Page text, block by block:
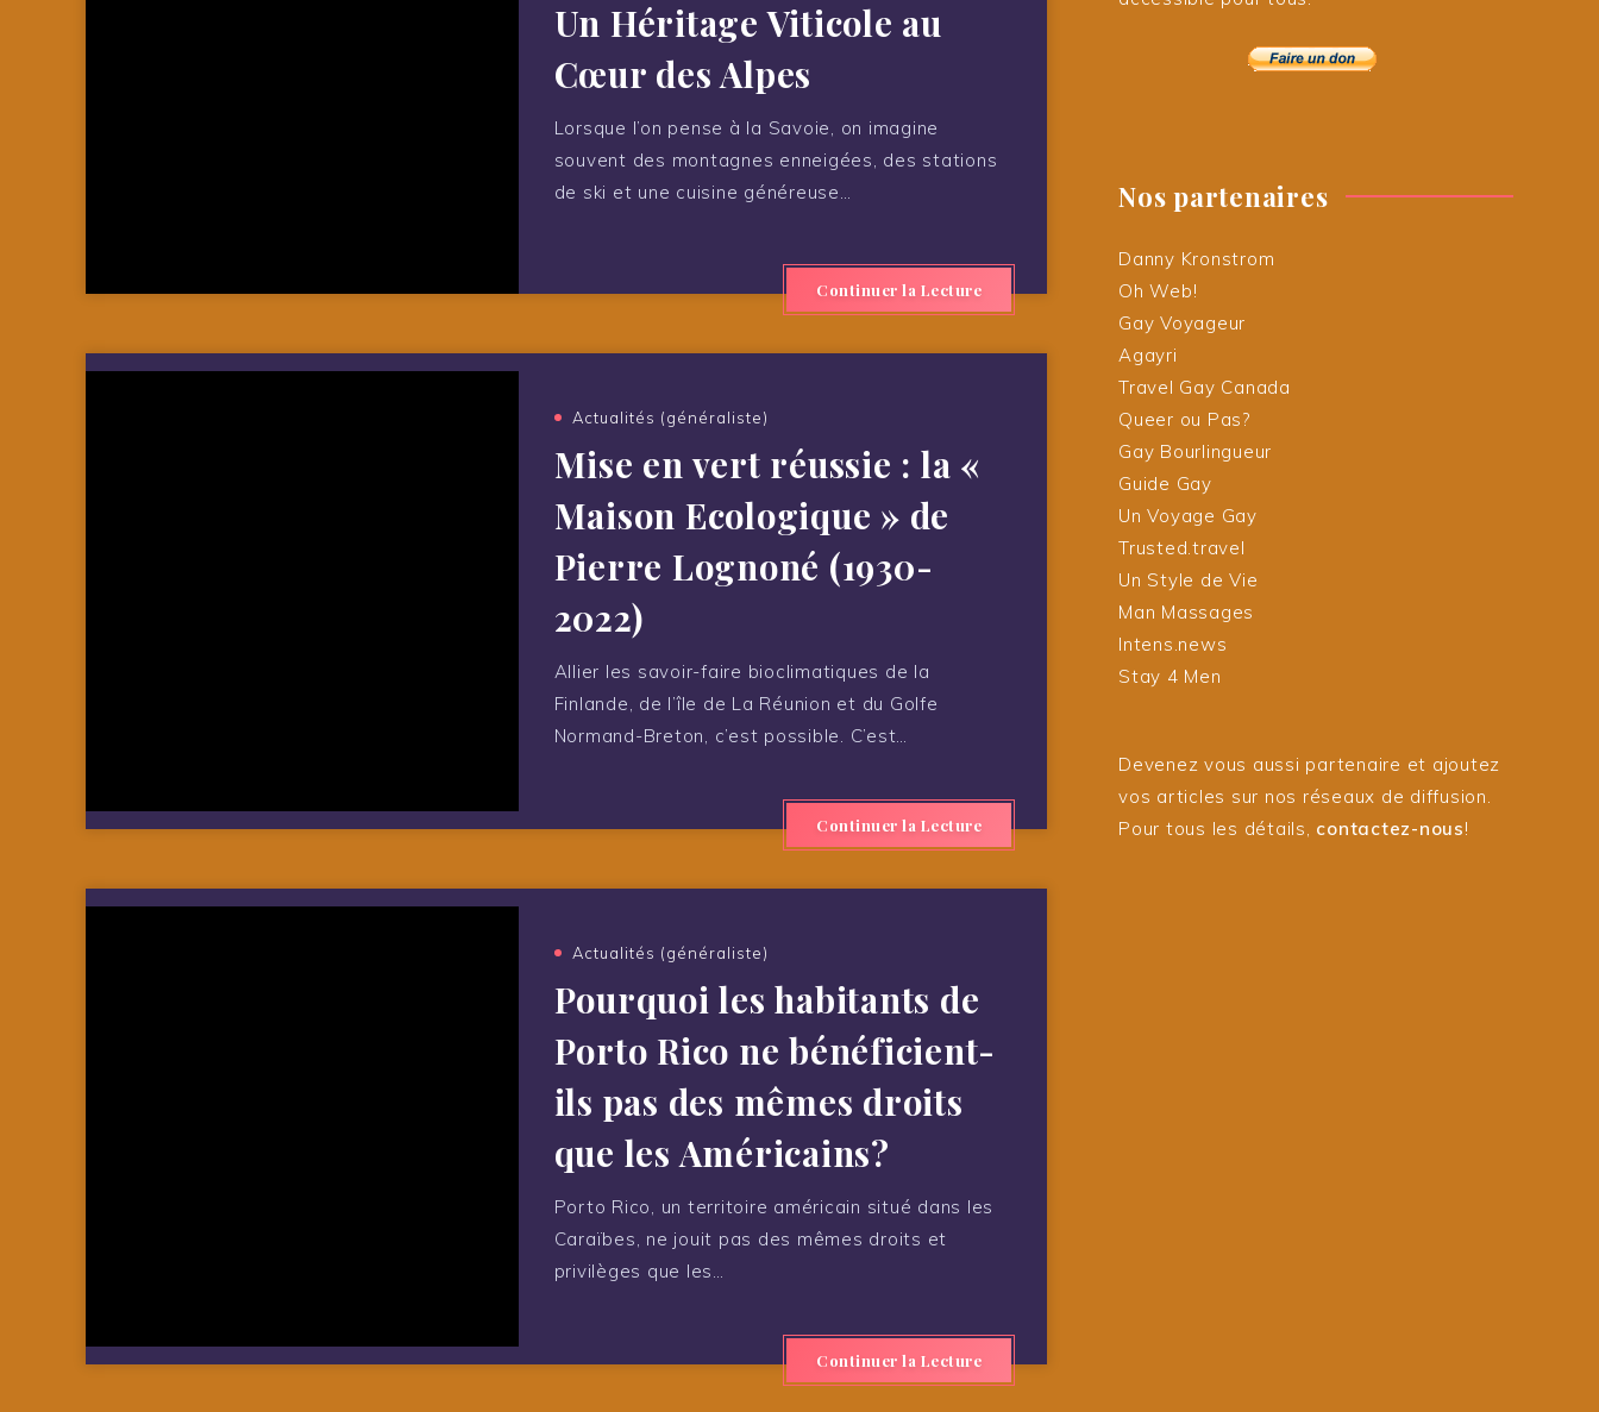
Un Héritage Viticole au
Cœur des Alpes
Lorsque l’on pense à la Savoie, on imagine
souvent des montagnes enneigées, des stations
de ski et une cuisine généreuse…
Continuer la Lecture
Actualités (généraliste)
Mise en vert réussie : la «
Maison Ecologique » de
Pierre Lognoné (1930-
2022)
Allier les savoir-faire bioclimatiques de la
Finlande, de l’île de La Réunion et du Golfe
Normand-Breton, c’est possible. C’est…
Continuer la Lecture
Actualités (généraliste)
Pourquoi les habitants de
Porto Rico ne bénéficient-
ils pas des mêmes droits
que les Américains?
Porto Rico, un territoire américain situé dans les
Caraïbes, ne jouit pas des mêmes droits et
privilèges que les…
Continuer la Lecture
Nos partenaires
Danny Kronstrom
Oh Web!
Gay Voyageur
Agayri
Travel Gay Canada
Queer ou Pas?
Gay Bourlingueur
Guide Gay
Un Voyage Gay
Trusted.travel
Un Style de Vie
Man Massages
Intens.news
Stay 4 Men
Devenez vous aussi partenaire et ajoutez
vos articles sur nos réseaux de diffusion.
Pour tous les détails, contactez-nous!